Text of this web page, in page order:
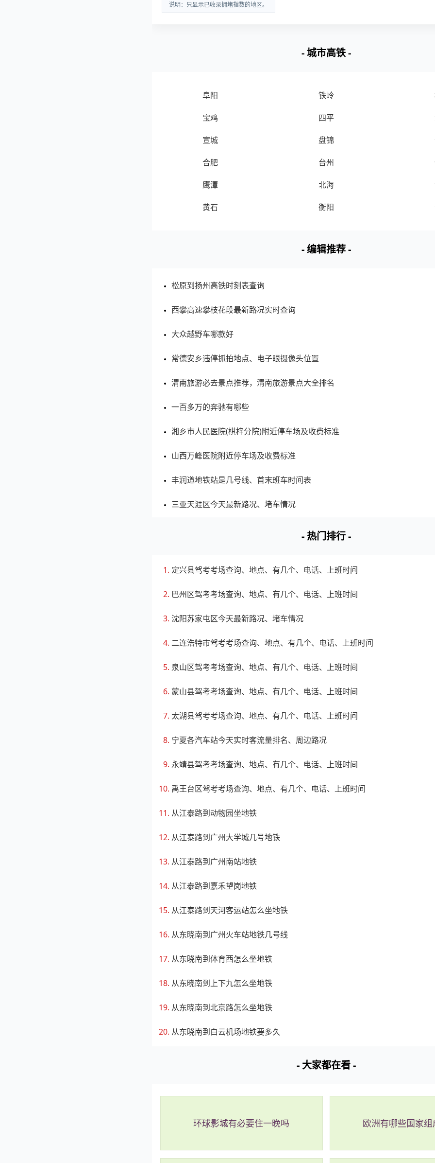
说明：只显示已收录拥堵指数的地区。
- 城市高铁 -
阜阳 铁岭
宝鸡 四平
宣城 盘锦
合肥 台州
鹰潭 北海
黄石 衡阳
- 编辑推荐 -
松原到扬州高铁时刻表查询
西攀高速攀枝花段最新路况实时查询
大众越野车哪款好
常德安乡违停抓拍地点、电子眼摄像头位置
渭南旅游必去景点推荐，渭南旅游景点大全排名
一百多万的奔驰有哪些
湘乡市人民医院(棋梓分院)附近停车场及收费标准
山西万峰医院附近停车场及收费标准
丰润道地铁站是几号线、首末班车时间表
三亚天涯区今天最新路况、堵车情况
- 热门排行 -
定兴县驾考考场查询、地点、有几个、电话、上班时间
巴州区驾考考场查询、地点、有几个、电话、上班时间
沈阳苏家屯区今天最新路况、堵车情况
二连浩特市驾考考场查询、地点、有几个、电话、上班时间
泉山区驾考考场查询、地点、有几个、电话、上班时间
蒙山县驾考考场查询、地点、有几个、电话、上班时间
太湖县驾考考场查询、地点、有几个、电话、上班时间
宁夏各汽车站今天实时客流量排名、周边路况
永靖县驾考考场查询、地点、有几个、电话、上班时间
禹王台区驾考考场查询、地点、有几个、电话、上班时间
从江泰路到动物园坐地铁
从江泰路到广州大学城几号地铁
从江泰路到广州南站地铁
从江泰路到嘉禾望岗地铁
从江泰路到天河客运站怎么坐地铁
从东晓南到广州火车站地铁几号线
从东晓南到体育西怎么坐地铁
从东晓南到上下九怎么坐地铁
从东晓南到北京路怎么坐地铁
从东晓南到白云机场地铁要多久
- 大家都在看 -
环球影城有必要住一晚吗 欧洲有哪些国家